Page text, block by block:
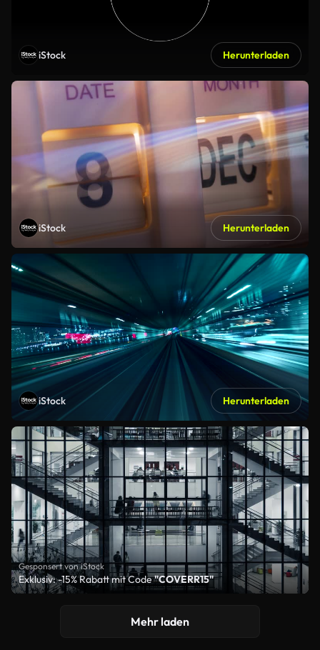
iStock Herunterladen
iStock Herunterladen
iStock Herunterladen
Gesponsert von iStock
Exklusiv: -15% Rabatt mit Code"COVERR15"
Mehr laden